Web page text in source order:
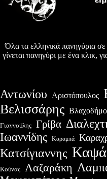
Όλα τα ελληνικά πανηγύρια σε
γίνεται πανηγύρι με ένα κλικ,
Αντωνίου Αριστόπουλος
Βελισσάρης
Γιαννούλης Γρίβα
Ιωαννίδης Καραμπά
Κατσίγιαννης
Κούνας Λαζαράκη